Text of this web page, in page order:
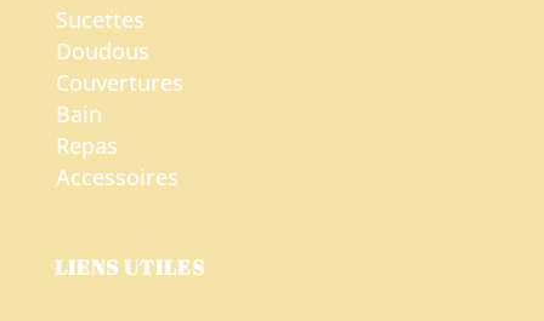
Sucettes
Doudous
Couvertures
Bain
Repas
Accessoires
LIENS UTILES